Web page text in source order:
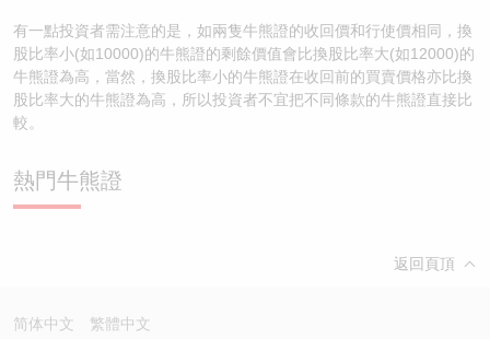
有一點投資者需注意的是，如兩隻牛熊證的收回價和行使價相同，換
股比率小(如10000)的牛熊證的剩餘價值會比換股比率大(如12000)的
牛熊證為高，當然，換股比率小的牛熊證在收回前的買賣價格亦比換
股比率大的牛熊證為高，所以投資者不宜把不同條款的牛熊證直接比
較。
熱門牛熊證
返回頁頂
简体中文 繁體中文